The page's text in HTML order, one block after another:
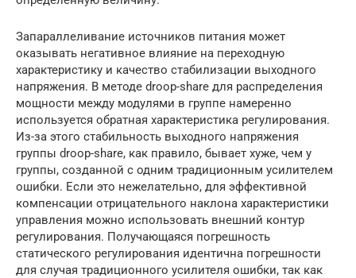
Запараллеливание источников питания может
оказывать негативное влияние на переходную
характеристику и качество стабилизации выходного
напряжения. В методе droop-share для распределения
мощности между модулями в группе намеренно
используется обратная характеристика регулирования.
Из-за этого стабильность выходного напряжения
группы droop-share, как правило, бывает хуже, чем у
группы, созданной с одним традиционным усилителем
ошибки. Если это нежелательно, для эффективной
компенсации отрицательного наклона характеристики
управления можно использовать внешний контур
регулирования. Получающаяся погрешность
статического регулирования идентична погрешности
для случая традиционного усилителя ошибки, так как